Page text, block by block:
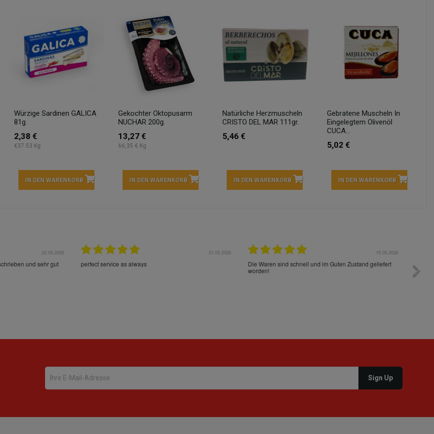
Würzige Sardinen GALICA
81g.
2,38 €
€37.53 Kg
IN DEN WARENKORB
Gekochter Oktopusarm
NUCHAR 200g.
13,27 €
66,35 € Kg
IN DEN WARENKORB
Natürliche Herzmuscheln
CRISTO DEL MAR 111gr.
5,46 €
IN DEN WARENKORB
Gebratene Muscheln In
Eingelegtem Olivenöl
CUCA...
5,02 €
IN DEN WARENKORB
22.05.2026
und sehr gut
21.05.2026
perfect service as always
15.05.2026
Die Waren sind schnell und im Guten Zustand geliefert
worden!